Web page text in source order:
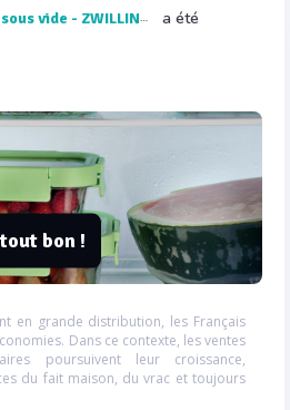
FRESH & SAVE CUBE
a été
bon !
en grande distribution, les Français
Dans ce contexte, les ventes
poursuivent leur croissance,
du fait maison, du vrac et toujours